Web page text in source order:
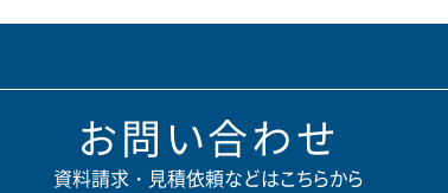
お問い合わせ
資料請求・見積依頼などはこちらから